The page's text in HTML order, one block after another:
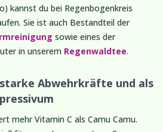
kannst du bei Regenbogenkreis
Sie ist auch Bestandteil der
sowie eines der
in unserem Regenwaldtee.
Abwehrkräfte und als
mehr Vitamin C als Camu Camu.